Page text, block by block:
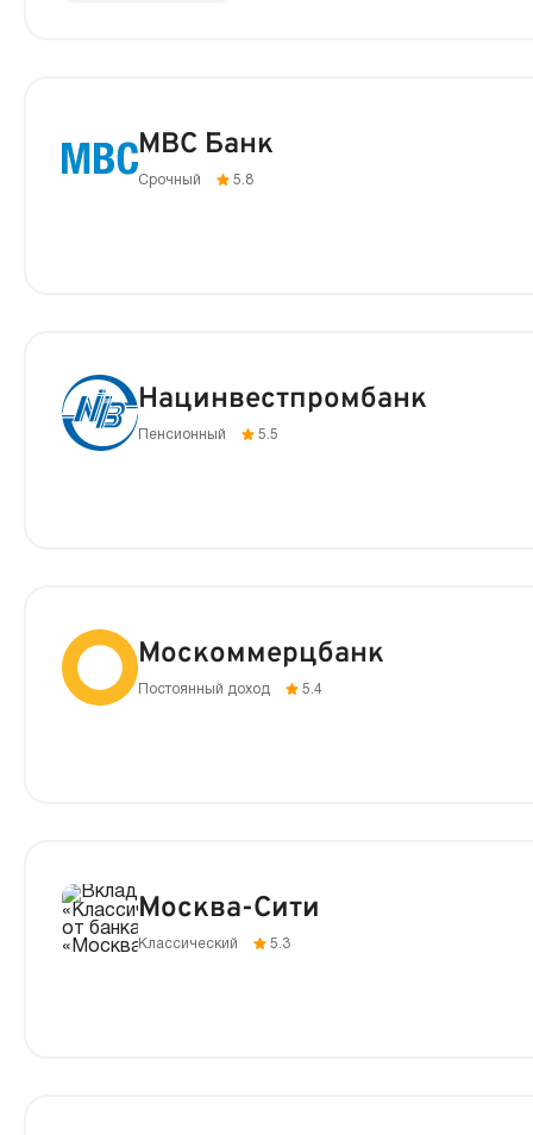
МВС Банк
Срочный 5.8
Нацинвестпромбанк
Пенсионный 5.5
Москоммерцбанк
Постоянный доход 5.4
Москва-Сити
Классический 5.3